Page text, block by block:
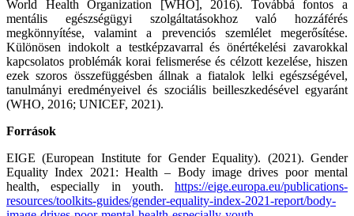
World Health Organization [WHO], 2016). Továbbá fontos a
mentális egészségügyi szolgáltatásokhoz való hozzáférés
megkönnyítése, valamint a prevenciós szemlélet megerősítése.
Különösen indokolt a testképzavarral és önértékelési zavarokkal
kapcsolatos problémák korai felismerése és célzott kezelése, hiszen
ezek szoros összefüggésben állnak a fiatalok lelki egészségével,
tanulmányi eredményeivel és szociális beilleszkedésével egyaránt
(WHO, 2016; UNICEF, 2021).
Források
EIGE (European Institute for Gender Equality). (2021). Gender
Equality Index 2021: Health – Body image drives poor mental
health, especially in youth. https://eige.europa.eu/publications-
resources/toolkits-guides/gender-equality-index-2021-report/body-